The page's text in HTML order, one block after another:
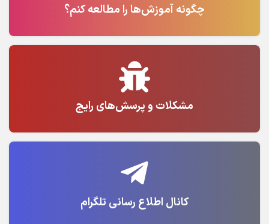
چگونه آموزش‌ها را مطالعه کنم؟
مشکلات و پرسش‌های رایج
کانال اطلاع رسانی تلگرام